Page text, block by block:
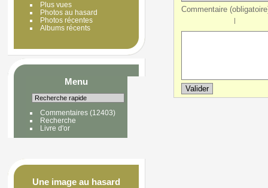
Plus vues
Photos au hasard
Photos récentes
Albums récents
Menu
Commentaires(12403)
Recherche
Livre d'or
Une image au hasard
Commentaire
|